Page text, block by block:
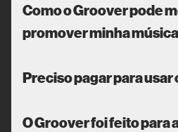
Como o Groover pode
promover minha
Preciso pagar para usar
O Groover foi feito para